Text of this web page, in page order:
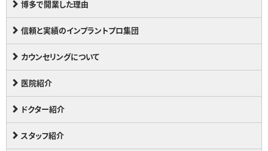
博多で開業した理由
信頼と実績のインプラントプロ集団
カウンセリングについて
医院紹介
ドクター紹介
スタッフ紹介